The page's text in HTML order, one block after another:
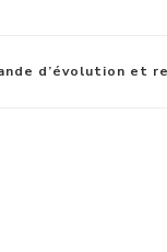
d’évolution et